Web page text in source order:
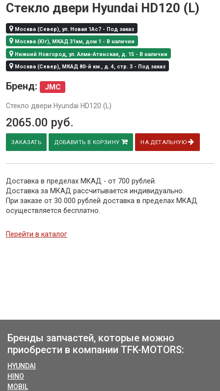
Стекло двери Hyundai HD120 (L)
Москва (Север), ул. Новая 1Ас7 - Под заказ
Москва (Юг), МКАД 31км, дом 1 - В наличии
Нижний Новгород, ул. Алма-Атинская, д. 15 - В наличии
Москва (Север), МКАД 80-й км., д. 4, стр. 3 - Под заказ
Бренд: JMC
Стекло двери Hyundai HD120 (L)
2065.00 руб.
ЗАКАЗАТЬ ДОБАВИТЬ В КОРЗИНУ НА ДЕТАЛЬНУЮ
Доставка в пределах МКАД - от 700 рублей.
Доставка за МКАД рассчитывается индивидуально.
При заказе от 30 000 рублей доставка в пределах МКАД
осуществляется бесплатно.
Перейти в каталог
Бренды запчастей, которые можно
приобрести в компании TFK-MOTORS:
HYUNDAI
HINO
MOBIL